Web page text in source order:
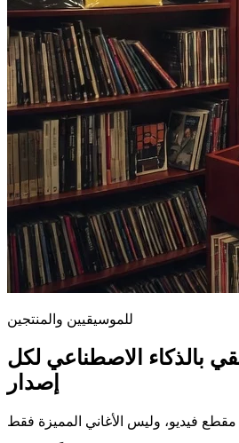
للموسيقيين والمنتجين
بالذكاء الاصطناعي لكل
إصدار